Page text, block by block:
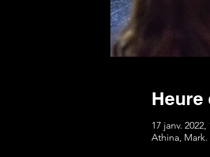
Heure
17 janv.
Athina,